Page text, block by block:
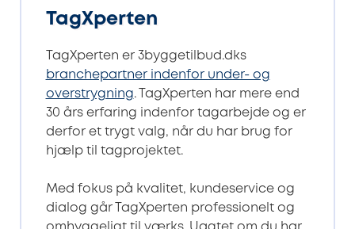
TagXperten
TagXperten er 3byggetilbud.dks
branchepartner indenfor under- og
overstrygning. TagXperten har mere end
30 års erfaring indenfor tagarbejde og er
derfor et trygt valg, når du har brug for
hjælp til tagprojektet.
Med fokus på kvalitet, kundeservice og
dialog går TagXperten professionelt og